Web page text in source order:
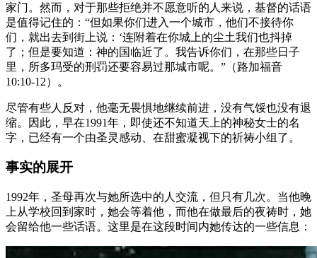
家门。然而，对于那些拒绝并不愿意听的人来说，基督的话语
是值得记住的：“但如果你们进入一个城市，他们不接待你
们，就出去到街上说：‘连附着在你城上的尘土我们也抖掉
了；但是要知道：神的国临近了。我告诉你们，在那些日子
里，所多玛受的刑罚还要容易过那城市呢。”（路加福音
10:10-12）。
尽管有些人反对，他毫无畏惧地继续前进，没有气馁也没有退
缩。因此，早在1991年，即使还不知道天上的神秘女士的名
字，已经有一个由圣灵感动、在甜蜜凝视下的祈祷小组了。
事实的展开
1992年，圣母再次与她所选中的人交流，但只有几次。当他晚
上从学校回到家时，她会等着他，而他在做最后的夜祷时，她
会留给他一些话语。这里是在这段时间内她传达的一些信息：